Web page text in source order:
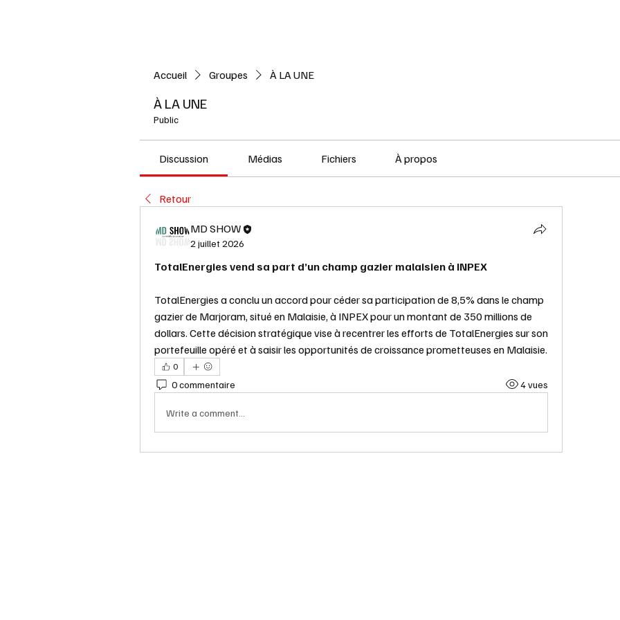
Accueil Groupes À LA UNE
À LA UNE
Public
Discussion Médias Fichiers À propos
Retour
MD SHOW
2 juillet 2026
TotalEnergies vend sa part d’un champ gazier malaisien à INPEX
TotalEnergies a conclu un accord pour céder sa participation de 8,5% dans le champ
gazier de Marjoram, situé en Malaisie, à INPEX pour un montant de 350 millions de
dollars. Cette décision stratégique vise à recentrer les efforts de TotalEnergies sur son
portefeuille opéré et à saisir les opportunités de croissance prometteuses en Malaisie.
0
0 commentaire 4 vues
Write a comment...